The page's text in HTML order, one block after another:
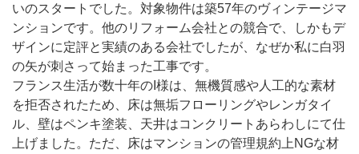
いのスタートでした。対象物件は築57年のヴィンテージマ
ンションです。他のリフォーム会社との競合で、しかもデ
ザインに定評と実績のある会社でしたが、なぜか私に白羽
の矢が刺さって始まった工事です。
フランス生活が数十年のI様は、無機質感や人工的な素材
を拒否されたため、床は無垢フローリングやレンガタイ
ル、壁はペンキ塗装、天井はコンクリートあらわしにて仕
上げました。ただ、床はマンションの管理規約上NGな材